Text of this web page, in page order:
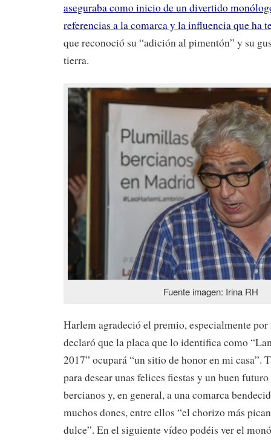
aseguraba como inicio de un divertido
referencias a la comarca y la influencia que ha
que reconoció su “adición al pimentón” y su
tierra.
Fuente imagen: Irina RH
Harlem agradeció el premio, especialmente por
declaró que la placa que lo identifica como
2017” ocupará “un sitio de honor en mi casa”.
para desear unas felices fiestas y un buen
bercianos y, en general, a una comarca
muchos dones, entre ellos “el chorizo más
dulce”. En el siguiente vídeo podéis ver el